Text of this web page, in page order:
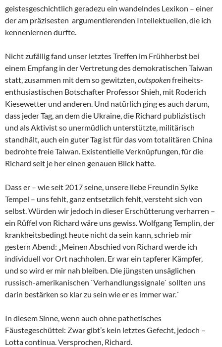
geistesgeschichtlich geradezu ein wandelndes Lexikon – einer
der am präzisesten argumentierenden Intellektuellen, die ich
kennenlernen durfte.
Nicht zufällig fand unser letztes Treffen im Frühherbst bei
einem Empfang in der Vertretung des demokratischen Taiwan
statt, zusammen mit dem so gewitzten,outspokenfreiheits-
enthusiastischen Botschafter Professor Shieh, mit Roderich
Kiesewetter und anderen. Und natürlich ging es auch darum,
dass jeder Tag, an dem die Ukraine, die Richard publizistisch
und als Aktivist so unermüdlich unterstützte, militärisch
standhält, auch ein guter Tag ist für das vom totalitären China
bedrohte freie Taiwan. Existentielle Verknüpfungen, für die
Richard seit je her einen genauen Blick hatte.
Dass er – wie seit 2017 seine, unsere liebe Freundin Sylke
Tempel – uns fehlt, ganz entsetzlich fehlt, versteht sich von
selbst. Würden wir jedoch in dieser Erschütterung verharren –
ein Rüffel von Richard wäre uns gewiss. Wolfgang Templin, der
krankheitsbedingt heute nicht da sein kann, schrieb mir
gestern Abend: „Meinen Abschied von Richard werde ich
individuell vor Ort nachholen. Er war ein tapferer Kämpfer,
und so wird er mir nah bleiben. Die jüngsten unsäglichen
russisch-amerikanischen `Verhandlungssignale` sollten uns
darin bestärken so klar zu sein wie er es immer war.´
In diesem Sinne, wenn auch ohne pathetisches
Fäustegeschüttel: Zwar gibt’s kein letztes Gefecht, jedoch –
Lotta continua. Versprochen, Richard.